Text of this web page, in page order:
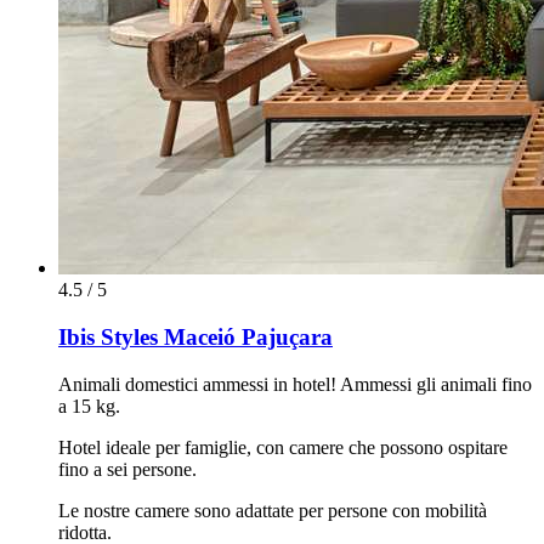
4.5 / 5
Ibis Styles Maceió Pajuçara
Animali domestici ammessi in hotel! Ammessi gli animali fino
a 15 kg.
Hotel ideale per famiglie, con camere che possono ospitare
fino a sei persone.
Le nostre camere sono adattate per persone con mobilità
ridotta.